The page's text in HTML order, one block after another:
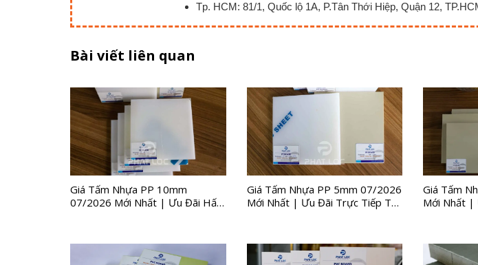
Tp. HCM: 81/1, Quốc lộ 1A, P.Tân Thới Hiệp, Quận 12,
Bài viết liên quan
Giá Tấm Nhựa PP 10mm
07/2026 Mới Nhất | Ưu Đãi Hấp
Giá Tấm Nhựa PP 5mm 07/2026
Mới Nhất | Ưu Đãi Trực Tiếp Từ
Giá Tấm
Mới Nhất |